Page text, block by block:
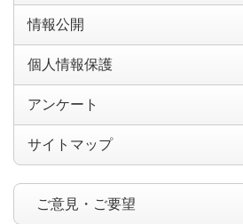
情報公開
個人情報保護
アンケート
サイトマップ
ご意見・ご要望